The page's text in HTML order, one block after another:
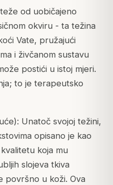
od uobičajeno
okviru - ta težina
Vate, pružajući
i živčanom sustavu
postići u istoj mjeri.
to je terapeutsko
Unatoč svojoj težini,
opisano je kao
koja mu
slojeva tkiva
površno u koži. Ova